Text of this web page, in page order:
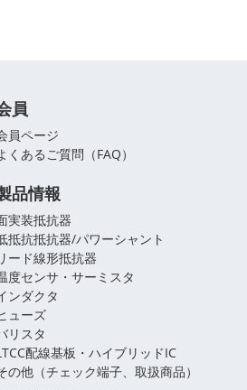
員
員ページ
くあるご質問（FAQ）
品情報
実装抵抗器
抵抗抵抗器/パワーシャント
ード線形抵抗器
度センサ・サーミスタ
ンダクタ
ューズ
リスタ
配線基板・ハイブリッドIC
の他（チェック端子、取扱商品）